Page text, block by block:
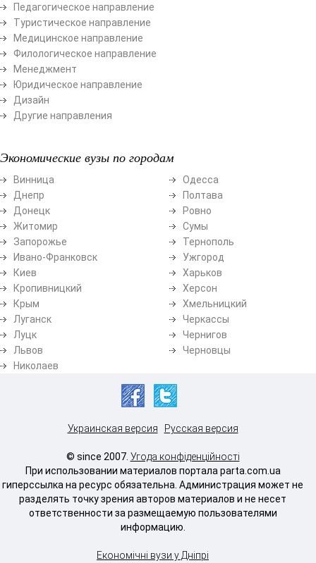
Педагогическое направление
Туристическое направление
Медицинское направление
Филологическое направление
Менеджмент
Юридическое направление
Дизайн
Другие направления
Экономические вузы по городам
Винница
Днепр
Донецк
Житомир
Запорожье
Ивано-Франковск
Киев
Кропивницкий
Крым
Луганск
Луцк
Львов
Николаев
Одесса
Полтава
Ровно
Сумы
Тернополь
Ужгород
Харьков
Херсон
Хмельницкий
Черкассы
Чернигов
Черновцы
Украинская версия Русская версия
© since 2007. Угода конфіденційності
При использовании материалов портала parta.com.ua
гиперссылка на ресурс обязательна. Администрация может не
разделять точку зрения авторов материалов и не несет
ответственности за размещаемую пользователями
информацию.
Економічні вузи у Дніпрі